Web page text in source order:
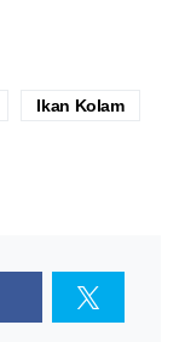
Ikan Kolam